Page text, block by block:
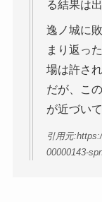
る結果は
逸ノ城に
まり返っ
場は許さ
だが、こ
が近づいて
引用元
00000143-